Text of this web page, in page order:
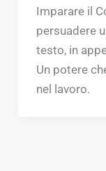
Imparare il
persuadere
testo, in
Un potere
nel lavoro.